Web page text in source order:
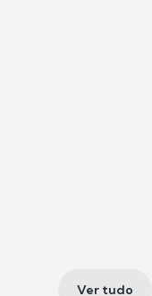
Ver tudo